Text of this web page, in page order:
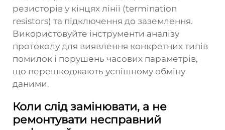
резисторів у кінцях лінії (termination
resistors) та підключення до заземлення.
Використовуйте інструменти аналізу
протоколу для виявлення конкретних типів
помилок і порушень часових параметрів,
що перешкоджають успішному обміну
даними.
Коли слід замінювати, а не
ремонтувати несправний